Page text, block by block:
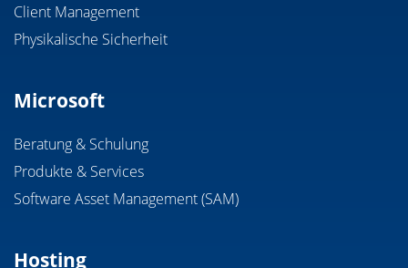
Client Management
Physikalische Sicherheit
Microsoft
Beratung & Schulung
Produkte & Services
Software Asset Management (SAM)
Hosting